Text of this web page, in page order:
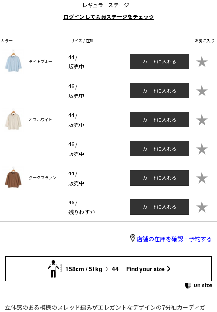
レギュラーステージ
ログインして会員ステージをチェック
カラー サイズ / 在庫 お気に入り
ライトブルー
44 /
販売中
カートに入れる ★
46 /
販売中
カートに入れる ★
オフホワイト
44 /
販売中
カートに入れる ★
46 /
販売中
カートに入れる ★
ダークブラウン
44 /
販売中
カートに入れる ★
46 /
残りわずか
カートに入れる ★
店舗の在庫を確認・予約する
158cm / 51kg 44 Find your size
立体感のある模様のスレッド編みがエレガントなデザインの7分袖カーディガ